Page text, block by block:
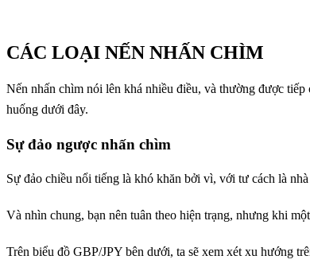
CÁC LOẠI NẾN NHẤN CHÌM
Nến nhấn chìm nói lên khá nhiều điều, và thường được
huống dưới đây.
Sự đảo ngược nhấn chìm
Sự đảo chiều nổi tiếng là khó khăn bởi vì, với tư cách là
Và nhìn chung, bạn nên tuân theo hiện trạng, nhưng khi
Trên biểu đồ GBP/JPY bên dưới, ta sẽ xem xét xu hướng